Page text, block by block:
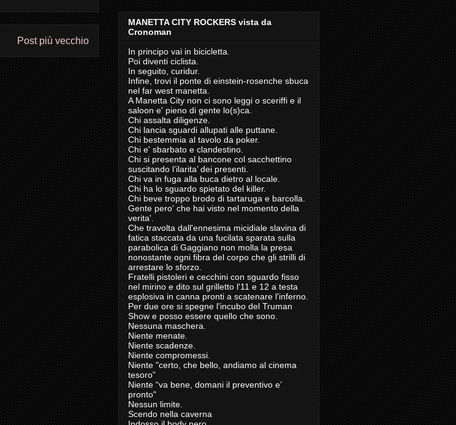
Post più vecchio
MANETTA CITY ROCKERS vista da
Cronoman
In principo vai in bicicletta.
Poi diventi ciclista.
In seguito, curidur.
Infine, trovi il ponte di einstein-rosenche sbuca
nel far west manetta.
A Manetta City non ci sono leggi o sceriffi e il
saloon e' pieno di gente lo(s)ca.
Chi assalta diligenze.
Chi lancia sguardi allupati alle puttane.
Chi bestemmia al tavolo da poker.
Chi e' sbarbato e clandestino.
Chi si presenta al bancone col sacchettino
suscitando l’ilarita’ dei presenti.
Chi va in fuga alla buca dietro al locale.
Chi ha lo sguardo spietato del killer.
Chi beve troppo brodo di tartaruga e barcolla.
Gente pero' che hai visto nel momento della
verita'.
Che travolta dall'ennesima micidiale slavina di
fatica staccata da una fucilata sparata sulla
parabolica di Gaggiano non molla la presa
nonostante ogni fibra del corpo che gli strilli di
arrestare lo sforzo.
Fratelli pistoleri e cecchini con sguardo fisso
nel mirino e dito sul grilletto l'11 e 12 a testa
esplosiva in canna pronti a scatenare l'inferno.
Per due ore si spegne l'incubo del Truman
Show e posso essere quello che sono.
Nessuna maschera.
Niente menate.
Niente scadenze.
Niente compromessi.
Niente "certo, che bello, andiamo al cinema
tesoro”
Niente “va bene, domani il preventivo e’
pronto"
Nessun limite.
Scendo nella caverna